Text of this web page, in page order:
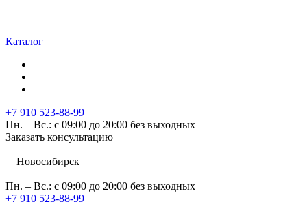
Каталог
+7 910 523-88-99
Пн. – Вс.: с 09:00 до 20:00 без выходных
Заказать консультацию
Новосибирск
Пн. – Вс.: с 09:00 до 20:00 без выходных
+7 910 523-88-99